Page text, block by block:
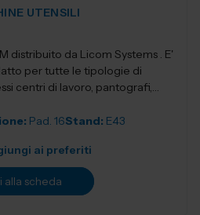
UTENSILI
E'
per tutte le tipologie di
centri di lavoro, pantografi,
Pad. 16Stand: E43
ai preferiti
alla scheda